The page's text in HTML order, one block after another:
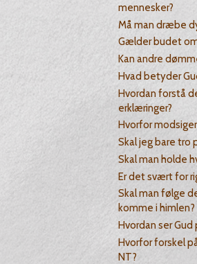
mennesker?
Må man dræbe
Gælder budet
Kan andre
Hvad betyder
Hvordan forstå
erklæringer?
Hvorfor
Skal jeg bare tro
Skal man holde
Er det svært for
Skal man følge
komme i himlen?
Hvordan ser Gud
Hvorfor forskel
NT?